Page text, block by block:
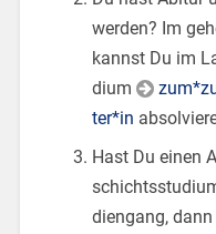
wer­den? Im
kannst Du im
di­um
ter*in
Hast Du einen
di­en­gang,